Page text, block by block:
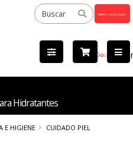
by
Hidratantes
E HIGIENE
CUIDADO PIEL